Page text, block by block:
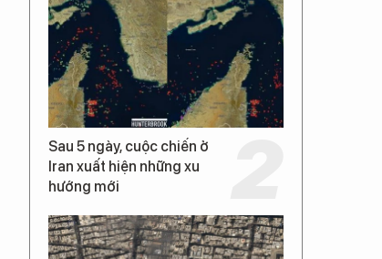
Sau 5 ngày, cuộc chiến ở
Iran xuất hiện những xu
hướng mới